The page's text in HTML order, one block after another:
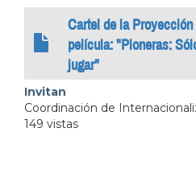
Cartel de la Proyección
película: "Pioneras:
jugar"
Invitan
Coordinación de
149 vistas